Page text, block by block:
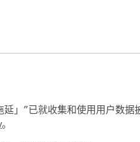
」”已就收集和使用用户数据
。